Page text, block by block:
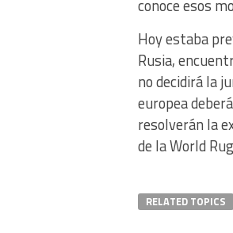
conoce esos
Hoy estaba
Rusia,
no decidirá la
europea
resolverán la
de la World
RELATED TOPICS